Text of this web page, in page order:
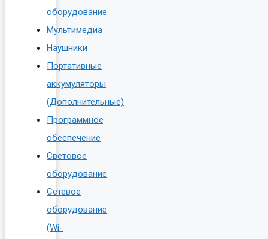
оборудование
Мультимедиа
Наушники
Портативные
аккумуляторы
(Дополнительные)
Программное
обеспечение
Световое
оборудование
Сетевое
оборудование
(Wi-